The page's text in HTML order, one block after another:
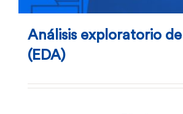
Análisis exploratorio
(EDA)